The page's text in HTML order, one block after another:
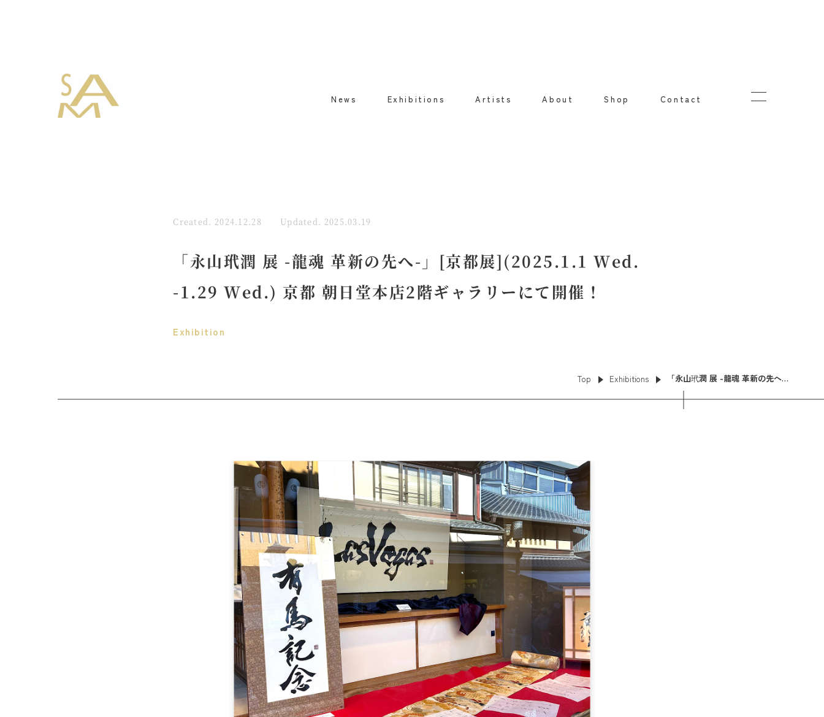
News Exhibitions Artists About Shop Contact
Created. 2024.12.28 Updated. 2025.03.19
「永山玳潤 展 -龍魂 革新の先へ-」[京都展](2025.1.1 Wed.
-1.29 Wed.) 京都 朝日堂本店2階ギャラリーにて開催！
Exhibition
Top Exhibitions 「永山玳潤 展 -龍魂 革新の先へ-」[京都展](2025.1.1 Wed. -1.29 Wed.) 京都 朝日堂本店2階ギャラリーにて開催！